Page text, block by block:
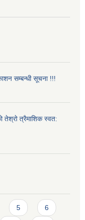
सम्बन्धी सूचना !!!
तेश्रो त्रैमाशिक स्वत:
5 6